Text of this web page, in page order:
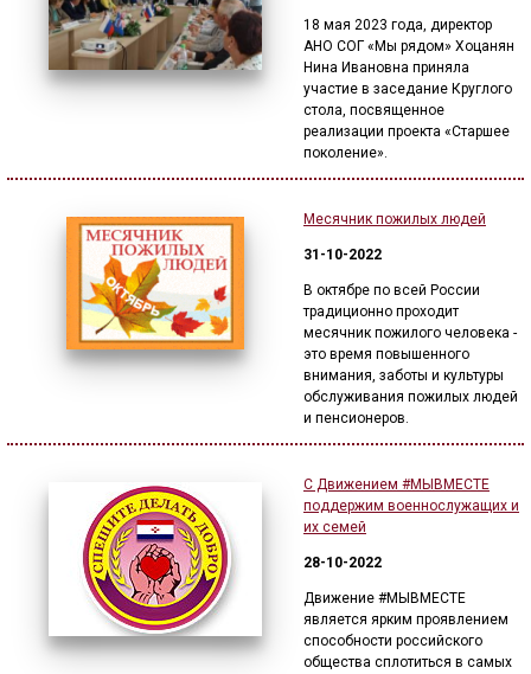
18 мая 2023 года, директор
АНО СОГ «Мы рядом» Хоцанян
Нина Ивановна приняла
участие в заседание Круглого
стола, посвященное
реализации проекта «Старшее
поколение».
Месячник пожилых людей
31-10-2022
В октябре по всей России
традиционно проходит
месячник пожилого человека -
это время повышенного
внимания, заботы и культуры
обслуживания пожилых людей
и пенсионеров.
С Движением #МЫВМЕСТЕ
поддержим военнослужащих и
их семей
28-10-2022
Движение #МЫВМЕСТЕ
является ярким проявлением
способности российского
общества сплотиться в самых